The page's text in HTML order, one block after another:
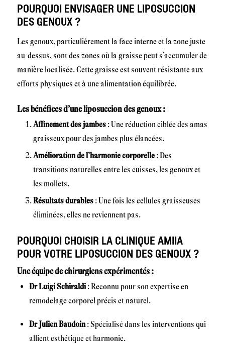
POURQUOI ENVISAGER UNE LIPOSUCCION
DES GENOUX ?
Les genoux, particulièrement la face interne et la zone juste
au-dessus, sont des zones où la graisse peut s’accumuler de
manière localisée. Cette graisse est souvent résistante aux
efforts physiques et à une alimentation équilibrée.
Les bénéfices d’une liposuccion des genoux :
Affinement des jambes: Une réduction ciblée des amas
graisseux pour des jambes plus élancées.
Amélioration de l’harmonie corporelle: Des
transitions naturelles entre les cuisses, les genoux et
les mollets.
Résultats durables: Une fois les cellules graisseuses
éliminées, elles ne reviennent pas.
POURQUOI CHOISIR LA CLINIQUE AMIIA
POUR VOTRE LIPOSUCCION DES GENOUX ?
Une équipe de chirurgiens expérimentés :
Dr Luigi Schiraldi: Reconnu pour son expertise en
remodelage corporel précis et naturel.
Dr Julien Baudoin: Spécialisé dans les interventions qui
allient esthétique et harmonie.